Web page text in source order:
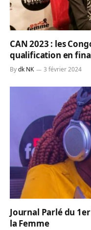
CAN 2023 : les
qualification en
Bydk NK 3 février 2024
Journal Parlé du
la Femme